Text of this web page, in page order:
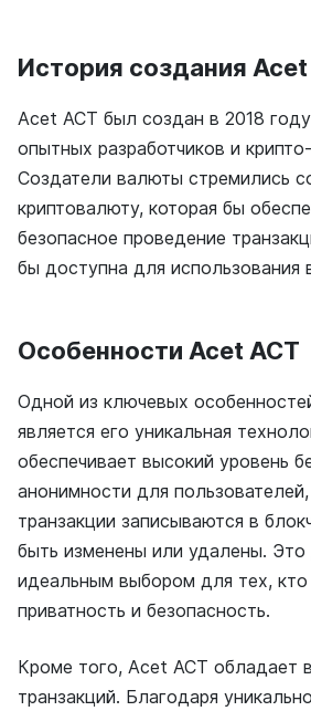
История создания Acet
Acet ACT был создан в 2018
опытных разработчиков и
Создатели валюты стремились
криптовалюту, которая бы
безопасное проведение
бы доступна для использования
Особенности Acet ACT
Одной из ключевых
является его уникальная
обеспечивает высокий уровень
анонимности для
транзакции записываются в
быть изменены или удалены.
идеальным выбором для тех,
приватность и безопасность.
Кроме того, Acet ACT обладает
транзакций. Благодаря